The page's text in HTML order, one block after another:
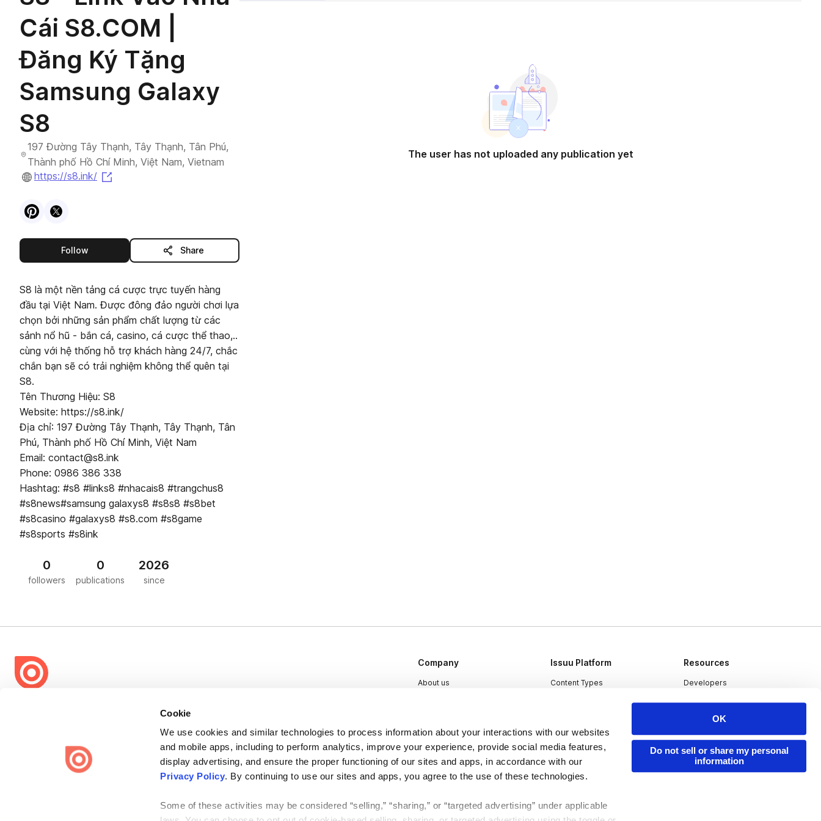
Cookie
We use cookies and similar technologies to process information about your interactions with our websites
and mobile apps, including to perform analytics, improve your experience, provide social media features,
display advertising, and ensure the proper functioning of our sites and apps, in accordance with our
Privacy Policy. By continuing to use our sites and apps, you agree to the use of these technologies.
Some of these activities may be considered “selling,” “sharing,” or “targeted advertising” under applicable
OK
Do not sell or share my personal
information
Cái S8.COM |
Đăng Ký Tặng
Samsung Galaxy
S8
197 Đường Tây Thạnh, Tây Thạnh, Tân Phú,
Thành phố Hồ Chí Minh, Việt Nam, Vietnam
https://s8.ink/
VisitPinterest
Visit
Followthis publisher Share
S8 là một nền tảng cá cược trực tuyến hàng
đầu tại Việt Nam. Được đông đảo người chơi lựa
chọn bởi những sản phẩm chất lượng từ các
sảnh nổ hũ - bắn cá, casino, cá cược thể thao,..
cùng với hệ thống hỗ trợ khách hàng 24/7, chắc
chắn bạn sẽ có trải nghiệm không thể quên tại
S8.
Tên Thương Hiệu: S8
Website: https://s8.ink/
Địa chỉ: 197 Đường Tây Thạnh, Tây Thạnh, Tân
Phú, Thành phố Hồ Chí Minh, Việt Nam
Email: contact@s8.ink
Phone: 0986 386 338
Hashtag: #s8 #links8 #nhacais8 #trangchus8
#s8news#samsung galaxys8 #s8s8 #s8bet
#s8casino #galaxys8 #s8.com #s8game
#s8sports #s8ink
0
followers
0
publications
2026
since
The user has not uploaded any publication yet
share everywhere.
Issuu turns PDFs and other files into interactive flipbooks and
engaging content for every channel.
Company
About us
Press
Contact
Issuu Platform
Content Types
Industries
Resources
Developers
Publisher Directory
Redeem Code